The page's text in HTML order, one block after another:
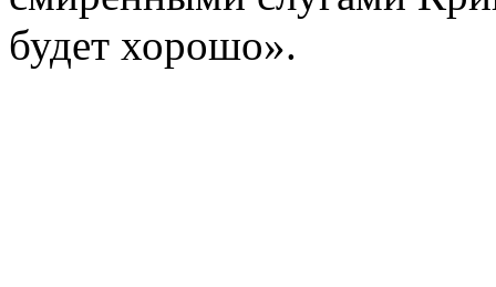
будет хорошо».